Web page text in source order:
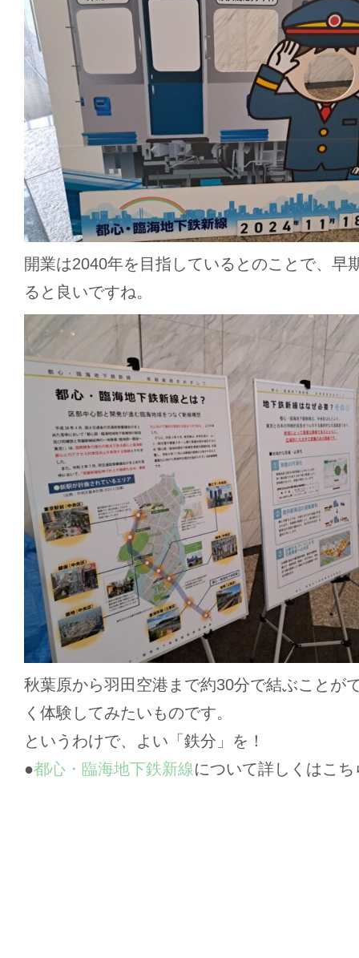
開業は2040年を目指しているとのことで、早
ると良いですね。
秋葉原から羽田空港まで約30分で結ぶことが
く体験してみたいものです。
というわけで、よい「鉄分」を！
●都心・臨海地下鉄新線について詳しくはこち